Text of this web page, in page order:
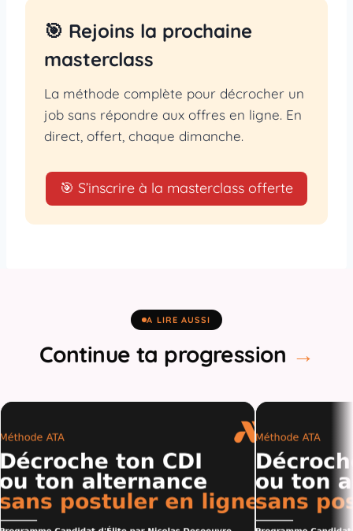
🎯 Rejoins la prochaine
masterclass
La méthode complète pour décrocher un
job sans répondre aux offres en ligne. En
direct, offert, chaque dimanche.
🎯 S’inscrire à la masterclass offerte
A LIRE AUSSI
Continue ta progression →